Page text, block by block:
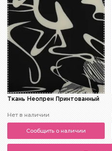
Ткань Неопрен Принтованный
Нет в наличии
Сообщить о наличии